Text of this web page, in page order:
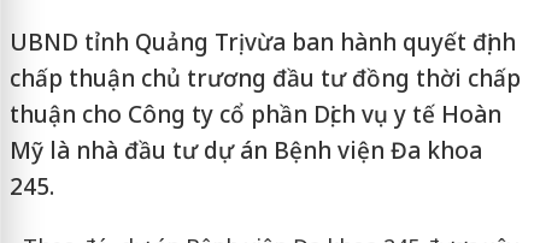
UBND tỉnh Quảng Trị vừa ban hành quyết định
chấp thuận chủ trương đầu tư đồng thời chấp
thuận cho Công ty cổ phần Dịch vụ y tế Hoàn
Mỹ là nhà đầu tư dự án Bệnh viện Đa khoa
245.